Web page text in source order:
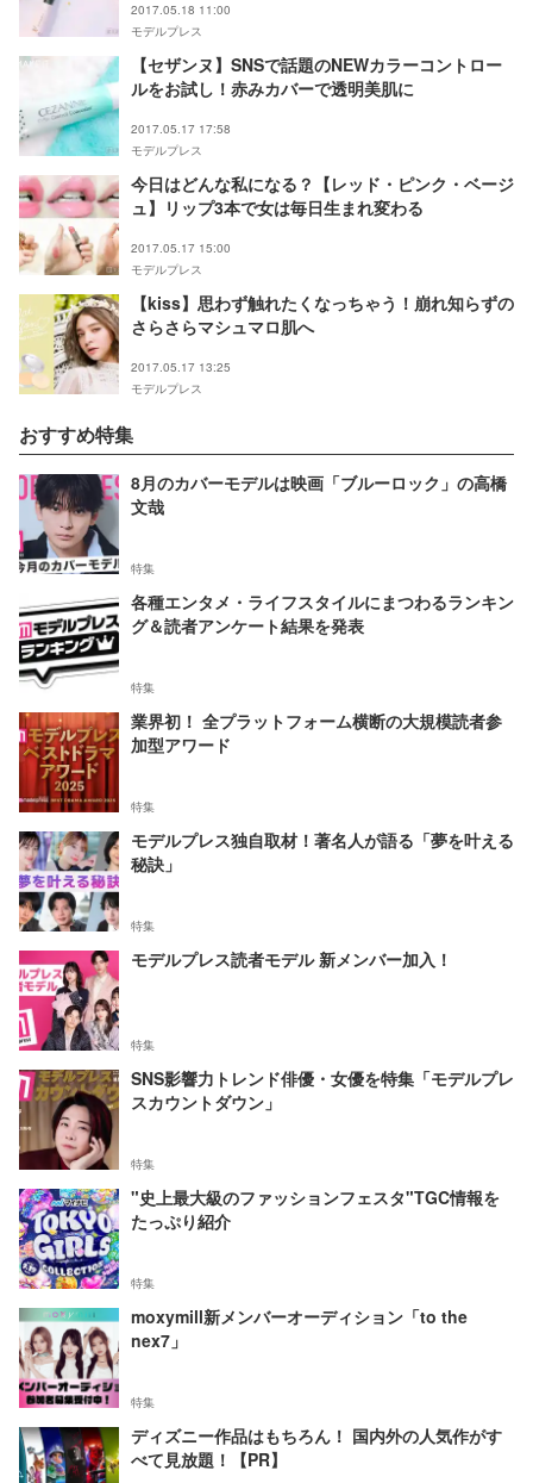
2017.05.18 11:00
モデルプレス
【セザンヌ】SNSで話題のNEWカラーコントロー
ルをお試し！赤みカバーで透明美肌に
2017.05.17 17:58
モデルプレス
今日はどんな私になる？【レッド・ピンク・ベージ
ュ】リップ3本で女は毎日生まれ変わる
2017.05.17 15:00
モデルプレス
【kiss】思わず触れたくなっちゃう！崩れ知らずの
さらさらマシュマロ肌へ
2017.05.17 13:25
モデルプレス
おすすめ特集
8月のカバーモデルは映画「ブルーロック」の高橋
文哉
特集
各種エンタメ・ライフスタイルにまつわるランキン
グ＆読者アンケート結果を発表
特集
業界初！ 全プラットフォーム横断の大規模読者参
加型アワード
特集
モデルプレス独自取材！著名人が語る「夢を叶える
秘訣」
特集
モデルプレス読者モデル 新メンバー加入！
特集
SNS影響力トレンド俳優・女優を特集「モデルプレ
スカウントダウン」
特集
"史上最大級のファッションフェスタ"TGC情報を
たっぷり紹介
特集
moxymill新メンバーオーディション「to the
nex7」
特集
ディズニー作品はもちろん！ 国内外の人気作がす
べて見放題！【PR】